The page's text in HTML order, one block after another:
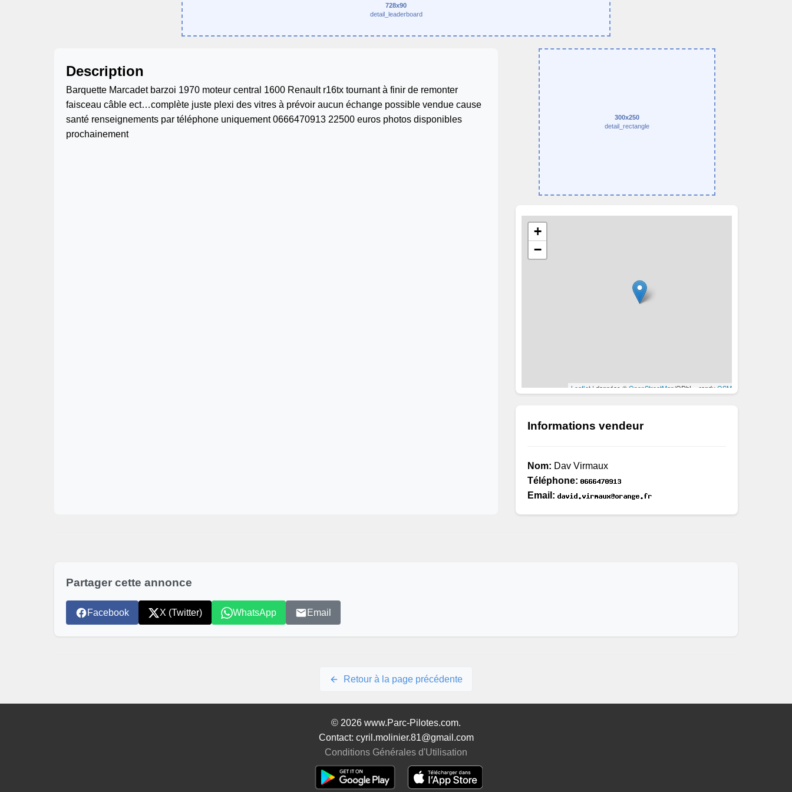
728x90
detail_leaderboard
Description
Barquette Marcadet barzoi 1970 moteur central 1600 Renault r16tx tournant à finir de remonter
faisceau câble ect…complète juste plexi des vitres à prévoir aucun échange possible vendue cause
santé renseignements par téléphone uniquement 0666470913 22500 euros photos disponibles
prochainement
300x250
detail_rectangle
Informations vendeur
Nom: Dav Virmaux
Téléphone:
Email:
Partager cette annonce
Facebook X (Twitter) WhatsApp Email
Retour à la page précédente
© 2026 www.Parc-Pilotes.com.
Contact: cyril.molinier.81@gmail.com
Conditions Générales d'Utilisation